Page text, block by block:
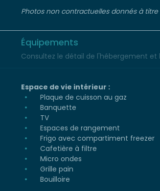
Photos non contractuelles donnés à titre
Équipements
Consultez le détail de l'hébergement et
Espace de vie intérieur :
Plaque de cuisson au gaz
Banquette
TV
Espaces de rangement
Frigo avec compartiment freezer
Cafetière à filtre
Micro ondes
Grille pain
Bouilloire